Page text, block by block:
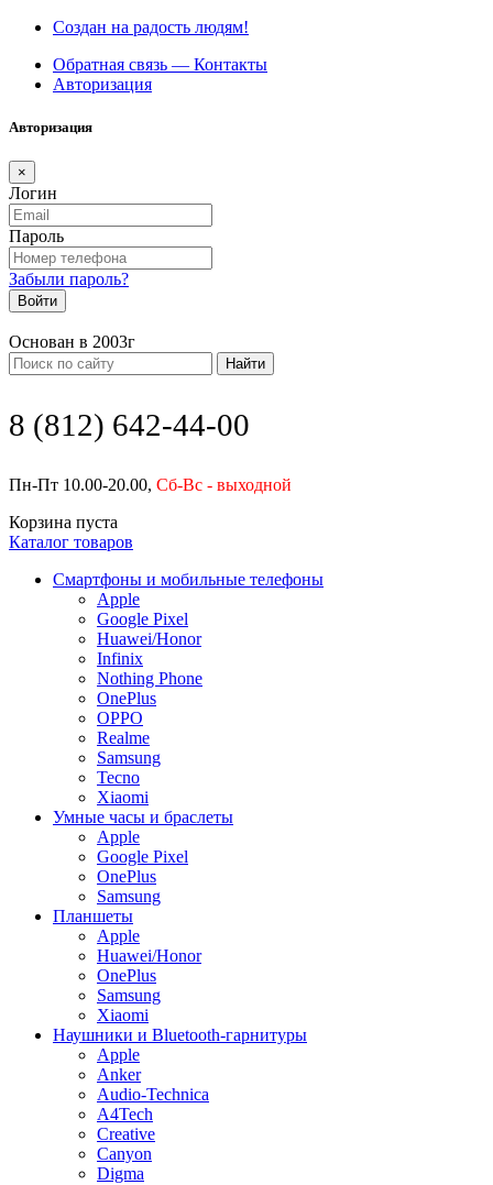
Создан на радость людям!
Обратная связь — Контакты
Авторизация
Авторизация
×
Логин
Пароль
Забыли пароль?
Войти
Основан в 2003г
Найти
8 (812) 642-44-00
Пн-Пт 10.00-20.00, Сб-Вс - выходной
Корзина пуста
Каталог товаров
Смартфоны и мобильные телефоны
Apple
Google Pixel
Huawei/Honor
Infinix
Nothing Phone
OnePlus
OPPO
Realme
Samsung
Tecno
Xiaomi
Умные часы и браслеты
Apple
Google Pixel
OnePlus
Samsung
Планшеты
Apple
Huawei/Honor
OnePlus
Samsung
Xiaomi
Наушники и Bluetooth-гарнитуры
Apple
Anker
Audio-Technica
A4Tech
Creative
Canyon
Digma